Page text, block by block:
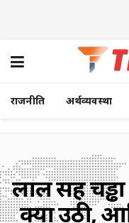
राजनीति अर्थव्यवस्था
लाल सिंह
क्या उठी,